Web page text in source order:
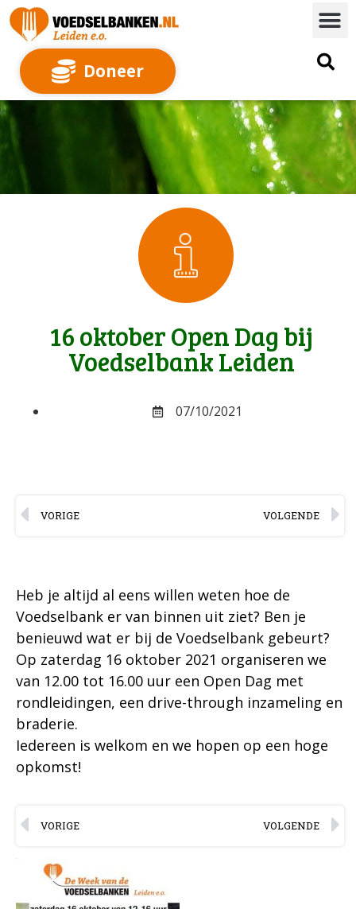
Doneer
16 oktober Open Dag bij
Voedselbank Leiden
07/10/2021
VORIGE VOLGENDE
Heb je altijd al eens willen weten hoe de
Voedselbank er van binnen uit ziet? Ben je
benieuwd wat er bij de Voedselbank gebeurt?
Op zaterdag 16 oktober 2021 organiseren we
van 12.00 tot 16.00 uur een Open Dag met
rondleidingen, een drive-through inzameling en
braderie.
Iedereen is welkom en we hopen op een hoge
opkomst!
VORIGE VOLGENDE